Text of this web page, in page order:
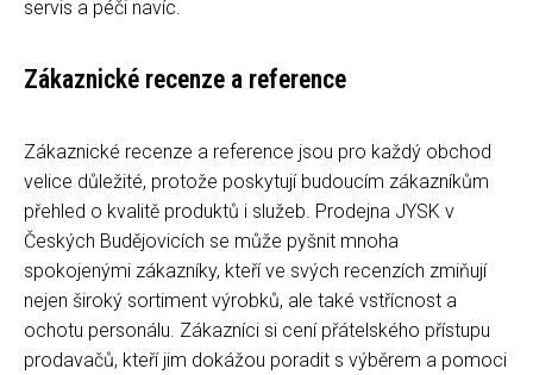
servis a péči navíc.
Zákaznické recenze a reference
Zákaznické recenze a reference jsou pro každý obchod
velice důležité, protože poskytují budoucím zákazníkům
přehled o kvalitě produktů i služeb. Prodejna JYSK v
Českých Budějovicích se může pyšnit mnoha
spokojenými zákazníky, kteří ve svých recenzích zmiňují
nejen široký sortiment výrobků, ale také vstřícnost a
ochotu personálu. Zákazníci si cení přátelského přístupu
prodavačů, kteří jim dokážou poradit s výběrem a pomoci